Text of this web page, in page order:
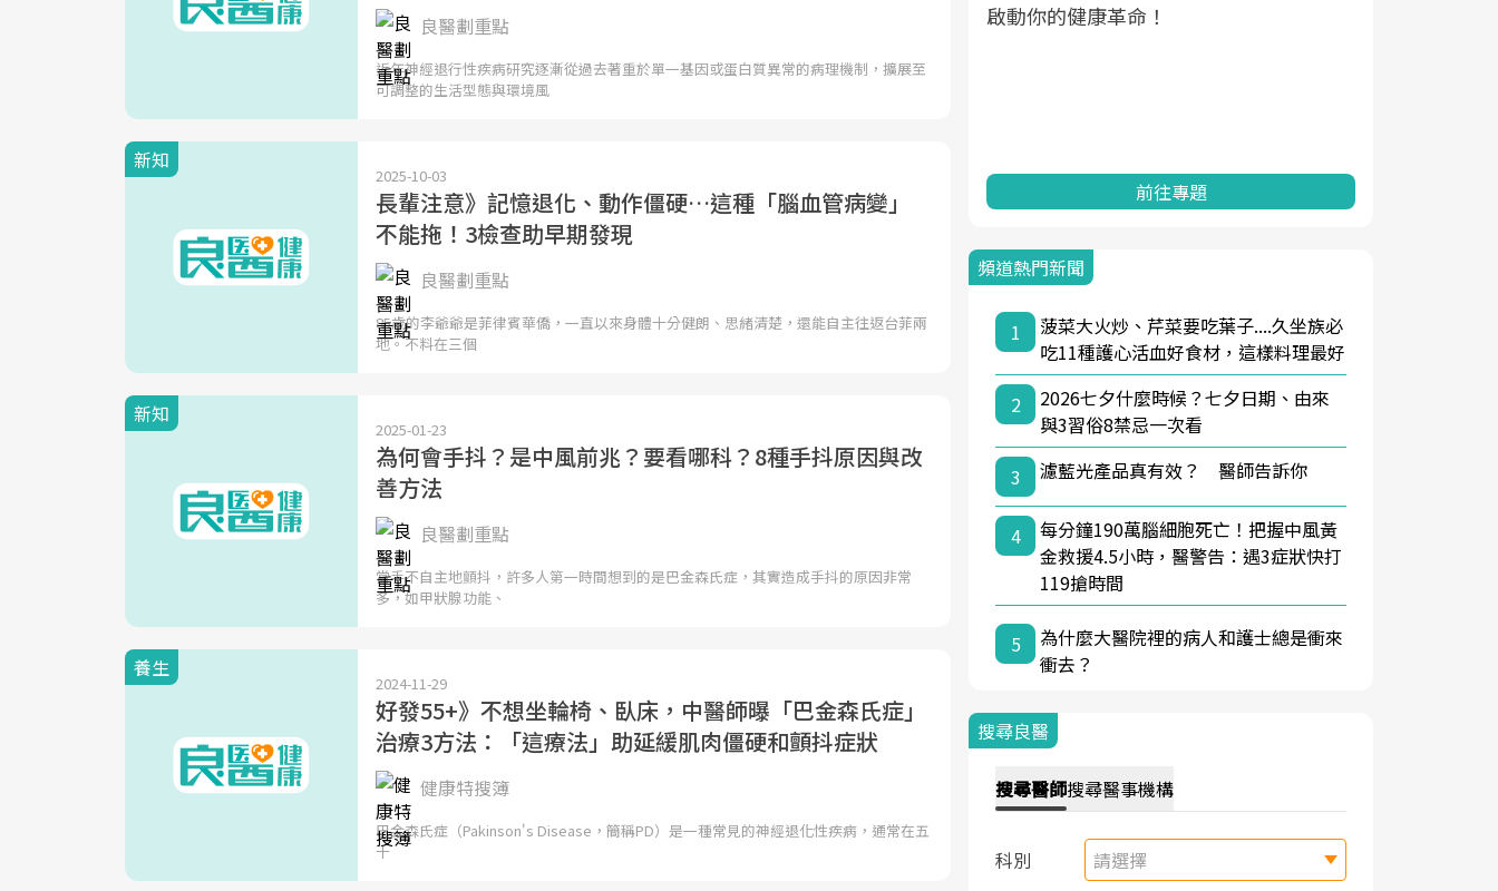
良醫劃重點
近年神經退行性疾病研究逐漸從過去著重於單一基因或蛋白質異常的病理機制，擴展至
可調整的生活型態與環境風
新知
2025-10-03
長輩注意》記憶退化、動作僵硬…這種「腦血管病變」
不能拖！3檢查助早期發現
良醫劃重點
85歲的李爺爺是菲律賓華僑，一直以來身體十分健朗、思緒清楚，還能自主往返台菲兩
地。不料在三個
新知
2025-01-23
為何會手抖？是中風前兆？要看哪科？8種手抖原因與改
善方法
良醫劃重點
當手不自主地顫抖，許多人第一時間想到的是巴金森氏症，其實造成手抖的原因非常
多，如甲狀腺功能、
養生
2024-11-29
好發55+》不想坐輪椅、臥床，中醫師曝「巴金森氏症」
治療3方法：「這療法」助延緩肌肉僵硬和顫抖症狀
健康特搜簿
巴金森氏症（Pakinson's Disease，簡稱PD）是一種常見的神經退化性疾病，通常在五
十
心議題。然而，健檢不只是醫療院所的服
前往專題
前往專題
亞健康的認知，進而引導實際的改善行
前往專題
頻道熱門新聞
1
菠菜大火炒、芹菜要吃葉子....久坐族必
吃11種護心活血好食材，這樣料理最好
2
2026七夕什麼時候？七夕日期、由來
與3習俗8禁忌一次看
3
濾藍光產品真有效？ 醫師告訴你
4
每分鐘190萬腦細胞死亡！把握中風黃
金救援4.5小時，醫警告：遇3症狀快打
119搶時間
5
為什麼大醫院裡的病人和護士總是衝來
衝去？
搜尋良醫
搜尋醫師搜尋醫事機構
科別 請選擇